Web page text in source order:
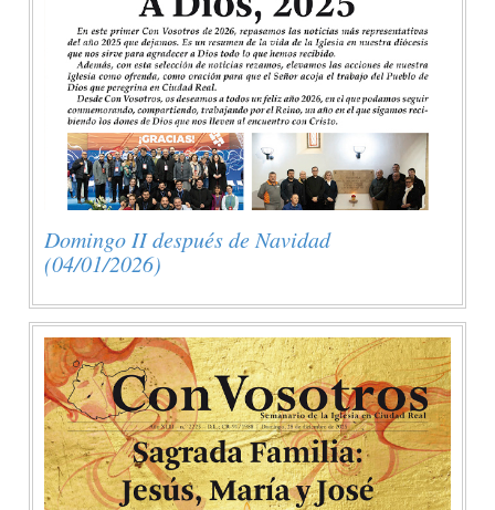
Domingo II después de Navidad
(04/01/2026)